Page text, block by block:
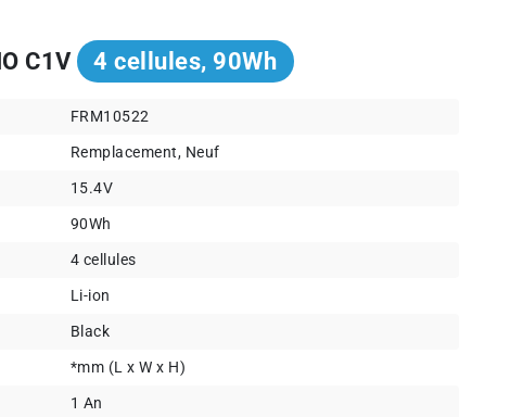
C1V 4 cellules, 90Wh
FRM10522
Remplacement, Neuf
15.4V
90Wh
4 cellules
Li-ion
Black
*mm (L x W x H)
1 An